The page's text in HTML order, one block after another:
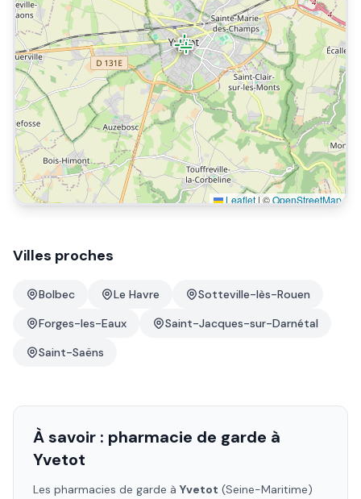
Leaflet |©OpenStreetMap
Villes proches
Bolbec Le Havre
Sotteville-lès-Rouen
Forges-les-Eaux
Saint-Jacques-sur-Darnétal
Saint-Saëns
À savoir : pharmacie de garde à
Yvetot
Les pharmacies de garde à Yvetot (Seine-Maritime)